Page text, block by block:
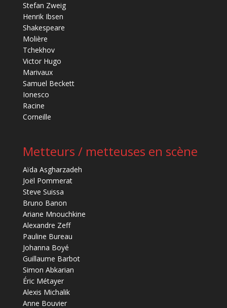
Stefan Zweig
Henrik Ibsen
Shakespeare
Molière
Tchekhov
Victor Hugo
Marivaux
Samuel Beckett
Ionesco
Racine
Corneille
Metteurs / metteuses en scène
Aïda Asgharzadeh
Joël Pommerat
Steve Suissa
Bruno Banon
Ariane Mnouchkine
Alexandre Zeff
Pauline Bureau
Johanna Boyé
Guillaume Barbot
Simon Abkarian
Éric Métayer
Alexis Michalik
Anne Bouvier